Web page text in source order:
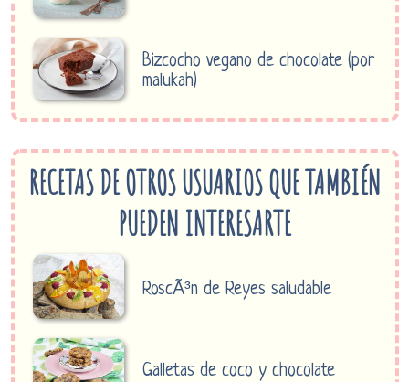
Bizcocho vegano de chocolate (por
malukah)
RECETAS DE OTROS USUARIOS QUE TAMBIÉN
PUEDEN INTERESARTE
RoscÃ³n de Reyes saludable
Galletas de coco y chocolate